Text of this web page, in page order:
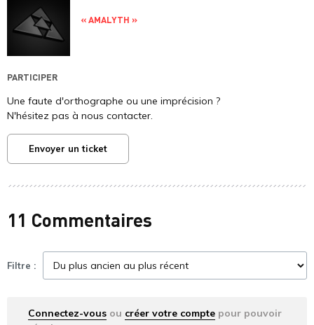
« AMALYTH »
PARTICIPER
Une faute d'orthographe ou une imprécision ?
N'hésitez pas à nous contacter.
Envoyer un ticket
11 Commentaires
Filtre :
Connectez-vous ou créer votre compte pour pouvoir